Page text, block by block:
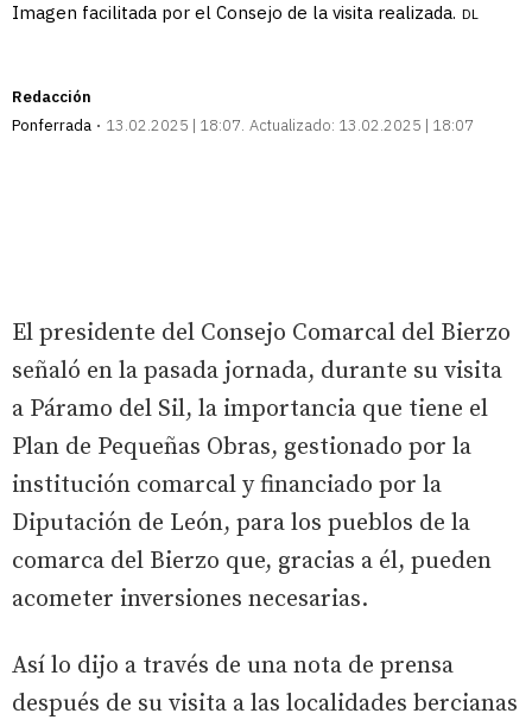
Imagen facilitada por el Consejo de la visita realizada. DL
Redacción
Ponferrada
13.02.2025 | 18:07 Actualizado: 13.02.2025 | 18:07
El presidente del Consejo Comarcal del Bierzo
señaló en la pasada jornada, durante su visita
a Páramo del Sil, la importancia que tiene el
Plan de Pequeñas Obras, gestionado por la
institución comarcal y financiado por la
Diputación de León, para los pueblos de la
comarca del Bierzo que, gracias a él, pueden
acometer inversiones necesarias.
Así lo dijo a través de una nota de prensa
después de su visita a las localidades bercianas